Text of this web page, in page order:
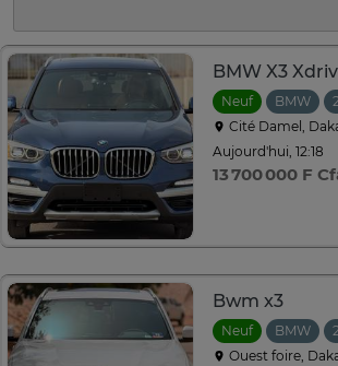
BMW X3
Neuf BMW
Cité Damel,
Aujourd'hui, 12:18
13 700 000 F
Bwm x3
Neuf BMW
Ouest foire,